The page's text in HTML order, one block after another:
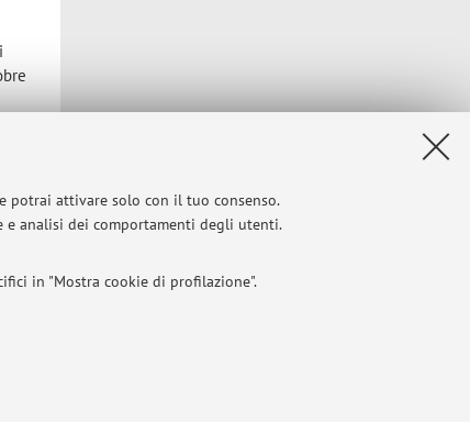
potrai attivare solo con il tuo consenso.
e analisi dei comportamenti degli utenti.
in "Mostra cookie di profilazione".